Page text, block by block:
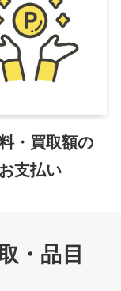
・買取額の
お支払い
・品目